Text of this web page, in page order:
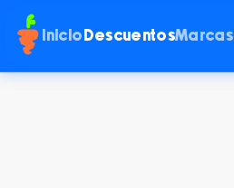
Inicio DescuentosMarcas